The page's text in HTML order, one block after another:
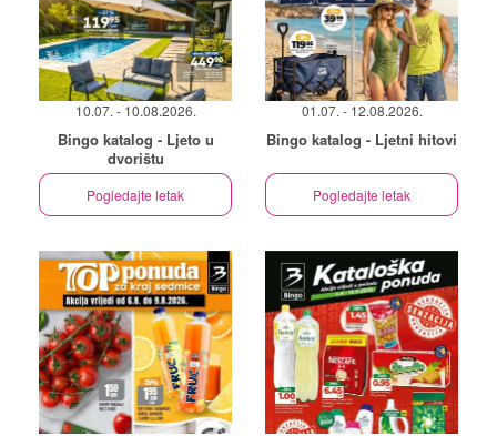
10.07. - 10.08.2026.
Bingo katalog - Ljeto u
dvorištu
Pogledajte letak
01.07. - 12.08.2026.
Bingo katalog - Ljetni hitovi
Pogledajte letak